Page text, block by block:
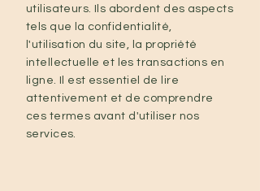
utilisateurs. Ils abordent des aspects
tels que la confidentialité,
l'utilisation du site, la propriété
intellectuelle et les transactions en
ligne. Il est essentiel de lire
attentivement et de comprendre
ces termes avant d'utiliser nos
services.